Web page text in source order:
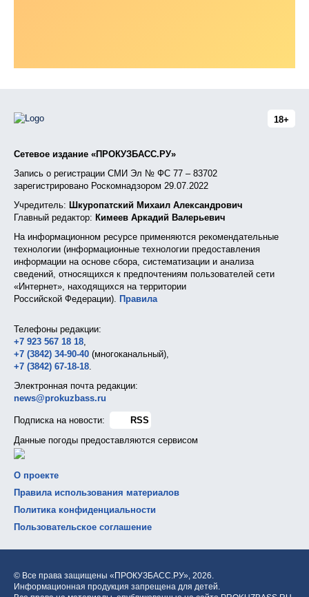
18+
Сетевое издание «ПРОКУЗБАСС.РУ»
Запись о регистрации СМИ Эл № ФС 77 – 83702
зарегистрировано Роскомнадзором 29.07.2022
Учредитель: Шкуропатский Михаил Александрович
Главный редактор: Кимеев Аркадий Валерьевич
На информационном ресурсе применяются рекомендательные
технологии (информационные технологии предоставления
информации на основе сбора, систематизации и анализа
сведений, относящихся к предпочтениям пользователей сети
«Интернет», находящихся на территории
Российской Федерации). Правила
Телефоны редакции:
+7 923 567 18 18,
+7 (3842) 34-90-40 (многоканальный),
+7 (3842) 67-18-18.
Электронная почта редакции:
news@prokuzbass.ru
Подписка на новости:
RSS
Данные погоды предоставляются сервисом
О проекте
Правила использования материалов
Политика конфиденциальности
Пользовательское соглашение
© Все права защищены «ПРОКУЗБАСС.РУ», 2026.
Информационная продукция запрещена для детей.